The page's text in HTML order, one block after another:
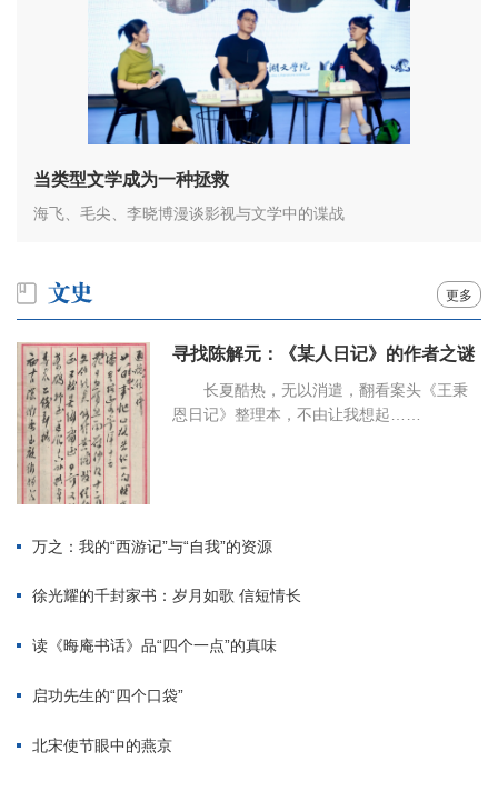
当类型文学成为一种拯救
海飞、毛尖、李晓博漫谈影视与文学中的谍战
更多
寻找陈解元：《某人日记》的作者之谜
长夏酷热，无以消遣，翻看案头《王秉
恩日记》整理本，不由让我想起……
万之：我的“西游记”与“自我”的资源
徐光耀的千封家书：岁月如歌 信短情长
读《晦庵书话》品“四个一点”的真味
启功先生的“四个口袋”
北宋使节眼中的燕京